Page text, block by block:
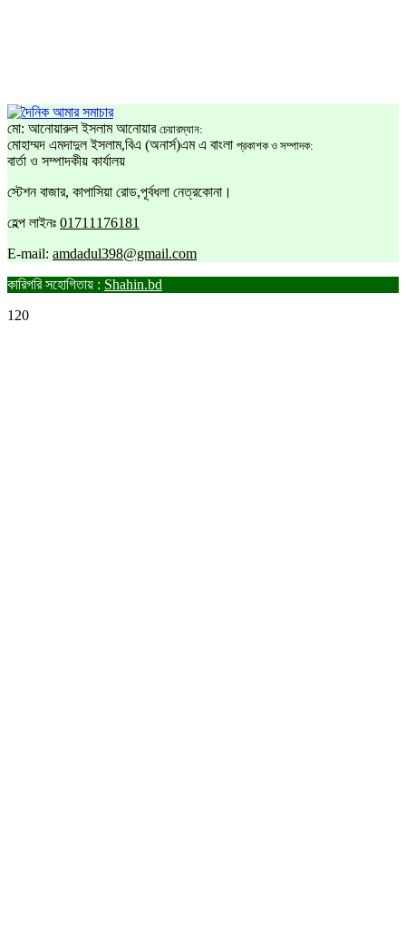
মো: আনোয়ারুল ইসলাম আনোয়ার চেয়ারম্যান:
মোহাম্মদ এমদাদুল ইসলাম,বিএ (অনার্স)এম এ বাংলা প্রকাশক ও সম্পাদক:
বার্তা ও সম্পাদকীয় কার্যালয়
স্টেশন বাজার, কাপাসিয়া রোড,পূর্বধলা নেত্রকোনা।
হেল্প লাইনঃ 01711176181
E-mail: amdadul398@gmail.com
কারিগরি সহোগিতায় : Shahin.bd
120